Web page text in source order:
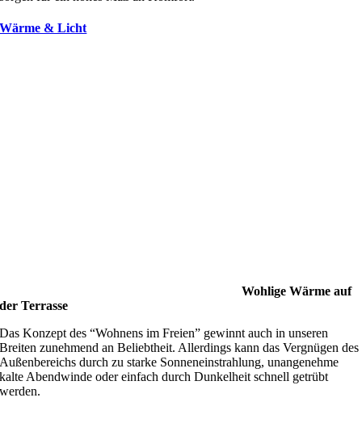
Wärme & Licht
Wohlige Wärme auf
der Terrasse
Das Konzept des “Wohnens im Freien” gewinnt auch in unseren
Breiten zunehmend an Beliebtheit. Allerdings kann das Vergnügen des
Außenbereichs durch zu starke Sonneneinstrahlung, unangenehme
kalte Abendwinde oder einfach durch Dunkelheit schnell getrübt
werden.